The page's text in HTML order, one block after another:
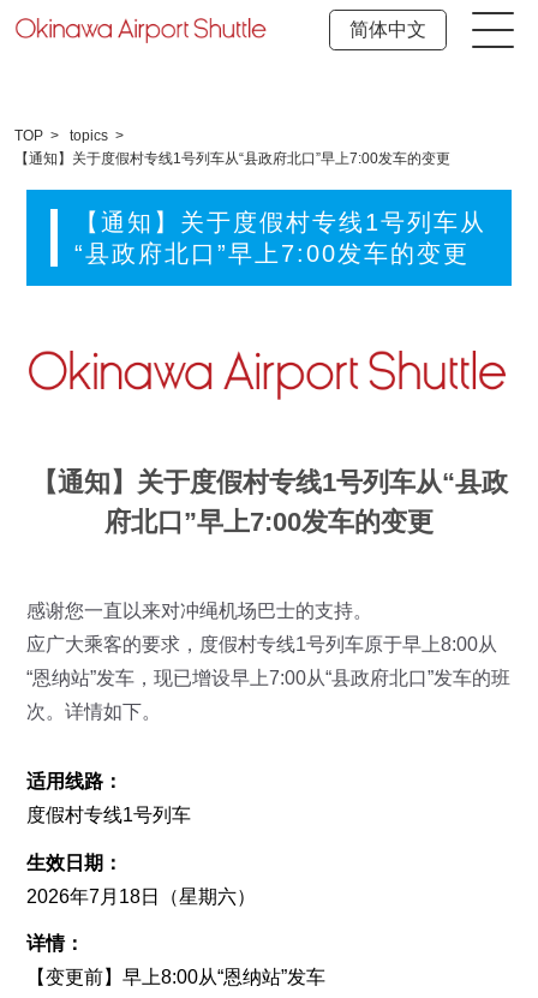
简体中文
TOP
topics
【通知】关于度假村专线1号列车从“县政府北口”早上7:00发车的变更
【通知】关于度假村专线1号列车从
“县政府北口”早上7:00发车的变更
【通知】关于度假村专线1号列车从“县政
府北口”早上7:00发车的变更
感谢您一直以来对冲绳机场巴士的支持。
应广大乘客的要求，度假村专线1号列车原于早上8:00从
“恩纳站”发车，现已增设早上7:00从“县政府北口”发车的班
次。详情如下。
适用线路：
度假村专线1号列车
生效日期：
2026年7月18日（星期六）
详情：
【变更前】早上8:00从“恩纳站”发车